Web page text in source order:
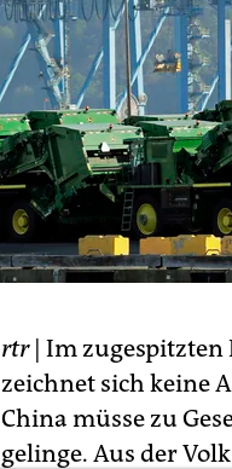
rtr| Im zugespitzten
zeichnet sich keine
China müsse zu
gelinge. Aus der